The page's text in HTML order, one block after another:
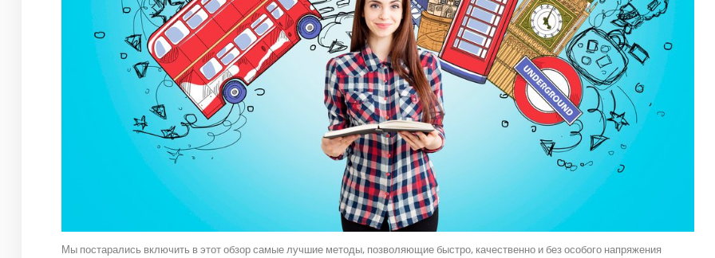
Мы постарались включить в этот обзор самые лучшие методы, позволяющие быстро, качественно и без особого напряжения